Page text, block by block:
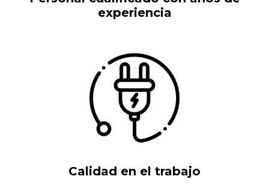
experiencia
Calidad en el trabajo